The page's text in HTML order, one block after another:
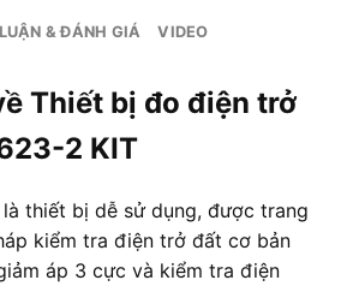
& ĐÁNH GIÁ VIDEO
Thiết bị đo điện trở
2 KIT
là thiết bị dễ sử dụng, được trang
kiểm tra điện trở đất cơ bản
áp 3 cực và kiểm tra điện